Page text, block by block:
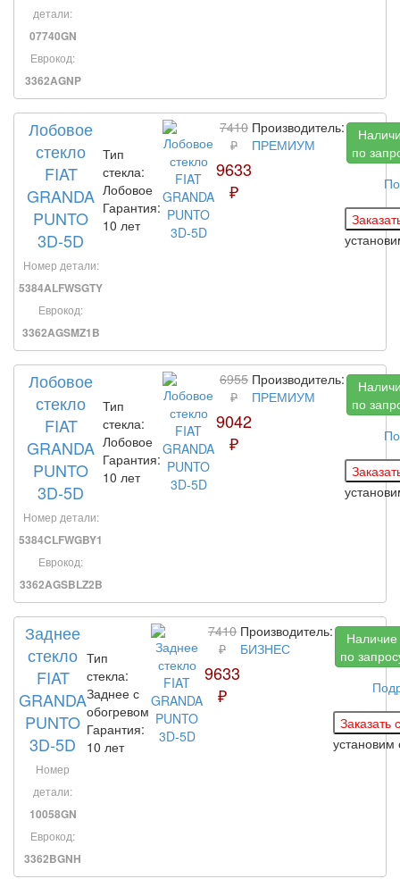
детали:
07740GN
Еврокод:
3362AGNP
Лобовое
стекло
FIAT
GRANDA
PUNTO
3D-5D
Номер детали:
5384ALFWSGTY
Еврокод:
3362AGSMZ1B
Тип
стекла:
Лобовое
Гарантия:
10 лет
7410
₽
9633
₽
Производитель:
ПРЕМИУМ
по
Лобовое
стекло
FIAT
GRANDA
PUNTO
3D-5D
Номер детали:
5384CLFWGBY1
Еврокод:
3362AGSBLZ2B
Тип
стекла:
Лобовое
Гарантия:
10 лет
6955
₽
9042
₽
Производитель:
ПРЕМИУМ
по
Заднее
стекло
FIAT
GRANDA
PUNTO
3D-5D
Номер
детали:
10058GN
Еврокод:
3362BGNH
Тип
стекла:
Заднее с
обогревом
Гарантия:
10 лет
7410
₽
9633
₽
Производитель:
БИЗНЕС
Наличие
по
установим